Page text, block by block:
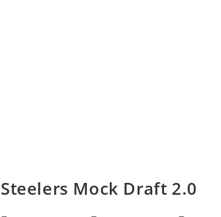
Steelers Mock Draft 2.0